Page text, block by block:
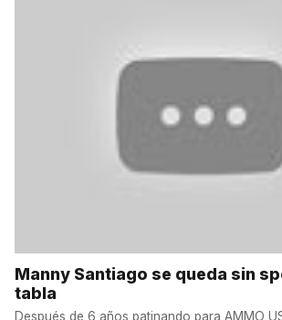
Manny Santiago se queda sin
tabla
Después de 6 años patinando para AMMO